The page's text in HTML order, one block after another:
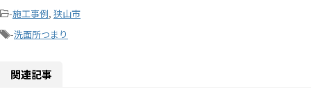
-施工事例, 狭山市
-洗面所つまり
関連記事